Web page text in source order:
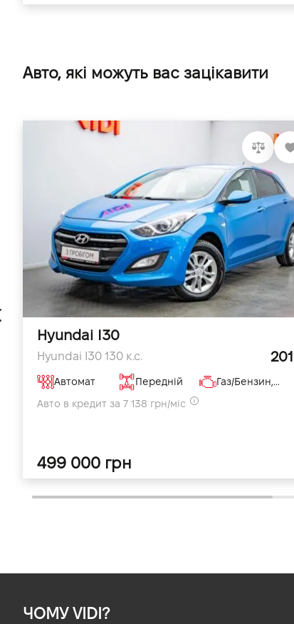
Авто, які можуть вас зацікавити
Hyundai I30
Hyundai I30 130 к.с.
Автомат Передній
Газ/Бензин, 1.6 л
Авто в кредит за 7 138 грн/міс
499 000 грн
ЧОМУ VIDI?